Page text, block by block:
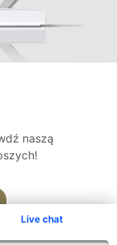
Live chat
naszą